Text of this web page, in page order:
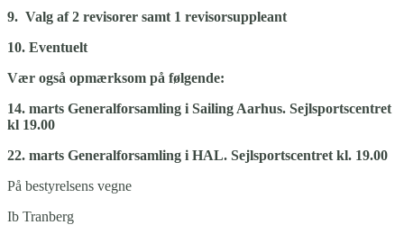
9. Valg af 2 revisorer samt 1 revisorsuppleant
10. Eventuelt
Vær også opmærksom på følgende:
14. marts Generalforsamling i Sailing Aarhus. Sejlsportscentret
kl 19.00
22. marts Generalforsamling i HAL. Sejlsportscentret kl. 19.00
På bestyrelsens vegne
Ib Tranberg